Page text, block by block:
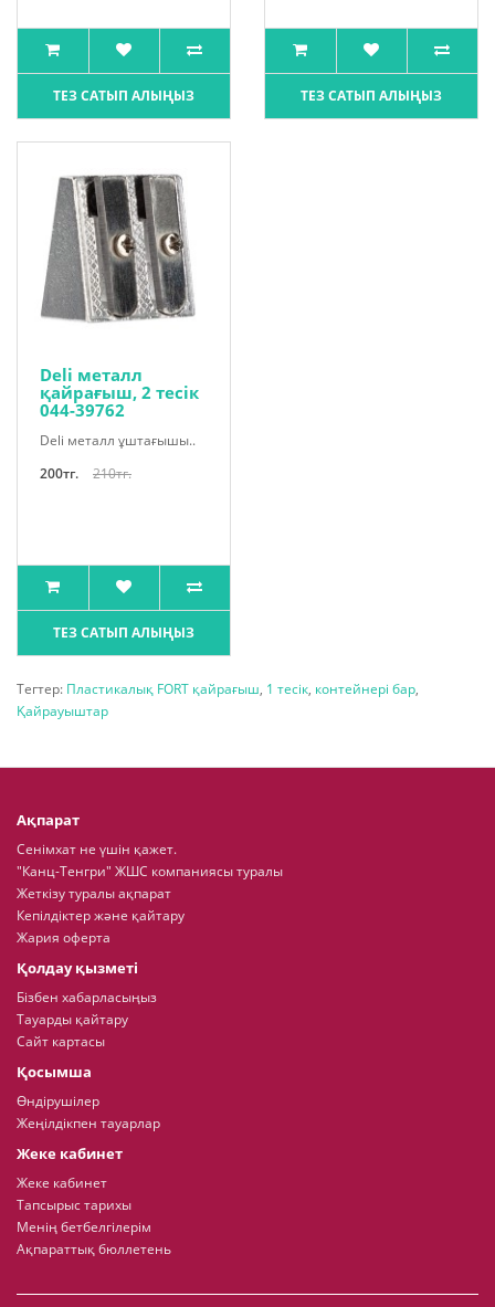
ТЕЗ САТЫП АЛЫҢЫЗ ТЕЗ САТЫП АЛЫҢЫЗ
Deli металл
қайрағыш, 2 тесік
044-39762
Deli металл ұштағышы..
200тг.
210тг.
ТЕЗ САТЫП АЛЫҢЫЗ
Тегтер: Пластикалық FORT қайрағыш, 1 тесік, контейнері бар,
Қайрауыштар
Ақпарат
Сенімхат не үшін қажет.
"Канц-Тенгри" ЖШС компаниясы туралы
Жеткізу туралы ақпарат
Кепілдіктер және қайтару
Жария оферта
Қолдау қызметі
Бізбен хабарласыңыз
Тауарды қайтару
Сайт картасы
Қосымша
Өндірушілер
Жеңілдікпен тауарлар
Жеке кабинет
Жеке кабинет
Тапсырыс тарихы
Менің бетбелгілерім
Ақпараттық бюллетень